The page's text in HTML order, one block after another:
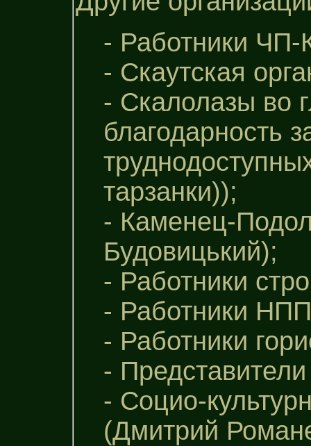
- Работники
- Скаутская
- Скалолазы во
благодарность
тарзанки));
- Каменец-
Будовицький);
- Работники
- Работники
- Работники
-
- Социо-
(Дмитрий